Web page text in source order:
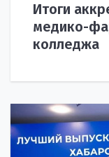
Итоги
медико-
колледжа